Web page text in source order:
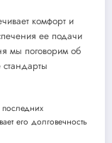
комфорт и
ее подачи
мы поговорим об
стандарты
последних
его долговечность